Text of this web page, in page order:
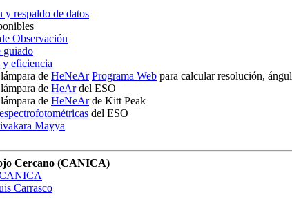
respaldo de datos
Observación
guiado
eficiencia
de HeNeAr Programa Web para calcular resolución,
de HeArdel ESO
de HeNeArde Kitt Peak
del ESO
Mayya
Cercano (CANICA)
Carrasco